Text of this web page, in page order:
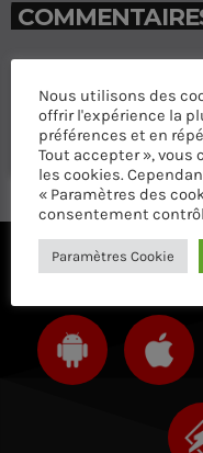
Laisser une
Vous devez être
Connectez-vous
ÉCOUTEZ
Nous utilisons des
offrir l'expérience la
préférences et en
Tout accepter », vous
les cookies.
« Paramètres des
consentement
Paramètres Cookie